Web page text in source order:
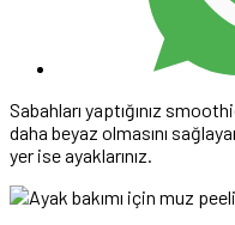
Sabahları yaptığınız
daha beyaz olmasını
yer ise ayaklarınız.